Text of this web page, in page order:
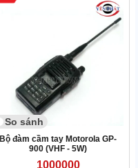
So sánh
Bộ đàm cầm tay Motorola GP-
900 (VHF - 5W)
1000000